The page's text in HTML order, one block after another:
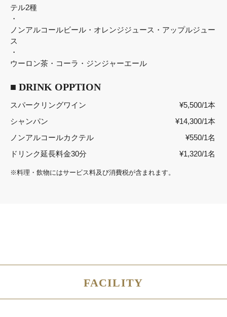
テル2種
・
ノンアルコールビール・オレンジジュース・アップルジュー
ス
・
ウーロン茶・コーラ・ジンジャーエール
■ DRINK OPPTION
スパークリングワイン
¥5,500/1本
シャンパン
¥14,300/1本
ノンアルコールカクテル
¥550/1名
ドリンク延長料金30分
¥1,320/1名
※料理・飲物にはサービス料及び消費税が含まれます。
FACILITY